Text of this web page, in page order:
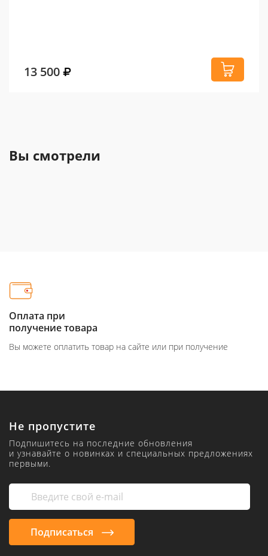
13 500
Вы смотрели
Оплата при
получение товара
Вы можете оплатить товар на сайте или при получение
Не пропустите
Подпишитесь на последние обновления
и узнавайте о новинках и специальных предложениях
первыми.
Подписаться